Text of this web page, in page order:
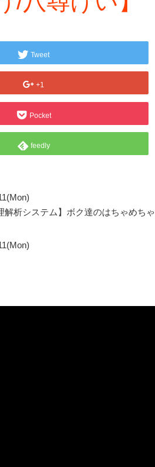
Tweet
+1
Pocket
feedly
解析システム】ボク達のはちゃめ